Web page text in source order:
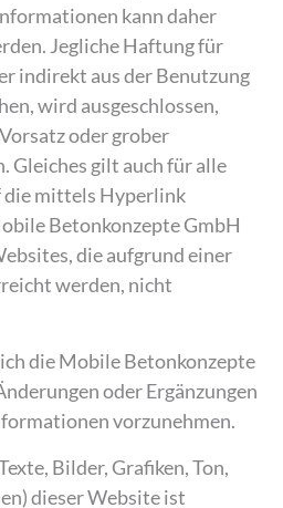
kann daher
Jegliche Haftung für
indirekt aus der Benutzung
wird ausgeschlossen,
oder grober
Gleiches gilt auch für alle
die mittels Hyperlink
Betonkonzepte GmbH
die aufgrund einer
werden, nicht
die Mobile Betonkonzepte
oder Ergänzungen
vorzunehmen.
Bilder, Grafiken, Ton,
dieser Website ist